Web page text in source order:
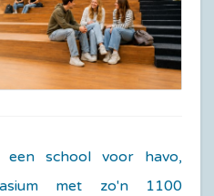
een school voor havo,
met zo'n 1100